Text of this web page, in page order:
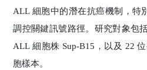
ALL 細胞中的潛在抗癌機制，特
調控關鍵訊號路徑。研究對象包
ALL 細胞株 Sup-B15，以及 22
胞樣本。